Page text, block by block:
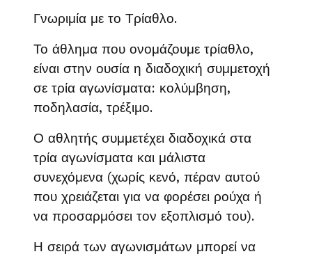
Γνωριμία με το Τρίαθλο.
Το άθλημα που ονομάζουμε τρίαθλο,
είναι στην ουσία η διαδοχική συμμετοχή
σε τρία αγωνίσματα: κολύμβηση,
ποδηλασία, τρέξιμο.
Ο αθλητής συμμετέχει διαδοχικά στα
τρία αγωνίσματα και μάλιστα
συνεχόμενα (χωρίς κενό, πέραν αυτού
που χρειάζεται για να φορέσει ρούχα ή
να προσαρμόσει τον εξοπλισμό του).
Η σειρά των αγωνισμάτων μπορεί να